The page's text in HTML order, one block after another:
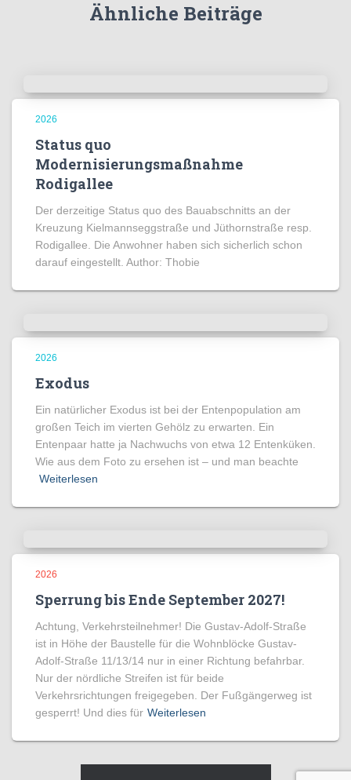
Ähnliche Beiträge
2026
Status quo
Modernisierungsmaßnahme
Rodigallee
Der derzeitige Status quo des Bauabschnitts an der
Kreuzung Kielmannseggstraße und Jüthornstraße resp.
Rodigallee. Die Anwohner haben sich sicherlich schon
darauf eingestellt. Author: Thobie
2026
Exodus
Ein natürlicher Exodus ist bei der Entenpopulation am
großen Teich im vierten Gehölz zu erwarten. Ein
Entenpaar hatte ja Nachwuchs von etwa 12 Entenküken.
Wie aus dem Foto zu ersehen ist – und man beachte
Weiterlesen
2026
Sperrung bis Ende September 2027!
Achtung, Verkehrsteilnehmer! Die Gustav-Adolf-Straße
ist in Höhe der Baustelle für die Wohnblöcke Gustav-
Adolf-Straße 11/13/14 nur in einer Richtung befahrbar.
Nur der nördliche Streifen ist für beide
Verkehrsrichtungen freigegeben. Der Fußgängerweg ist
gesperrt! Und dies für Weiterlesen